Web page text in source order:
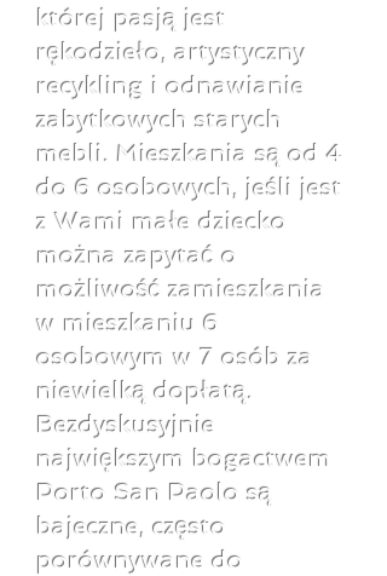
której pasją jest
rękodzieło, artystyczny
recykling i odnawianie
zabytkowych starych
mebli. Mieszkania są od 4
do 6 osobowych, jeśli jest
z Wami małe dziecko
można zapytać o
możliwość zamieszkania
w mieszkaniu 6
osobowym w 7 osób za
niewielką dopłatą.
Bezdyskusyjnie
największym bogactwem
Porto San Paolo są
bajeczne, często
porównywane do